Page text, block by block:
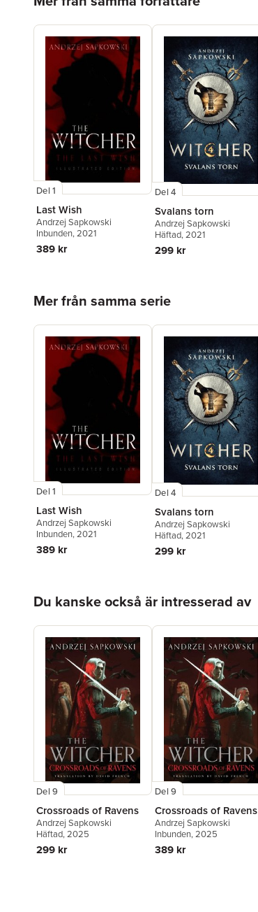
Del 1
Last Wish
Andrzej Sapkowski
Inbunden, 2021
389 kr
Del 4
Svalans torn
Andrzej Sapkowski
Häftad, 2021
299 kr
Mer från samma serie
Del 1
Last Wish
Andrzej Sapkowski
Inbunden, 2021
389 kr
Del 4
Svalans torn
Andrzej Sapkowski
Häftad, 2021
299 kr
Du kanske också är intresserad av
Del 9
Crossroads of Ravens
Andrzej Sapkowski
Häftad, 2025
299 kr
Del 9
Crossroads of Ravens
Andrzej Sapkowski
Inbunden, 2025
389 kr